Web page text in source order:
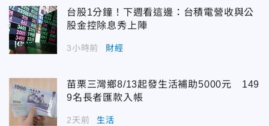
台股1分鐘！下週看這邊：台積電營收與公
股金控除息秀上陣
3小時前 財經
苗栗三灣鄉8/13起發生活補助5000元 149
9名長者匯款入帳
2天前 生活